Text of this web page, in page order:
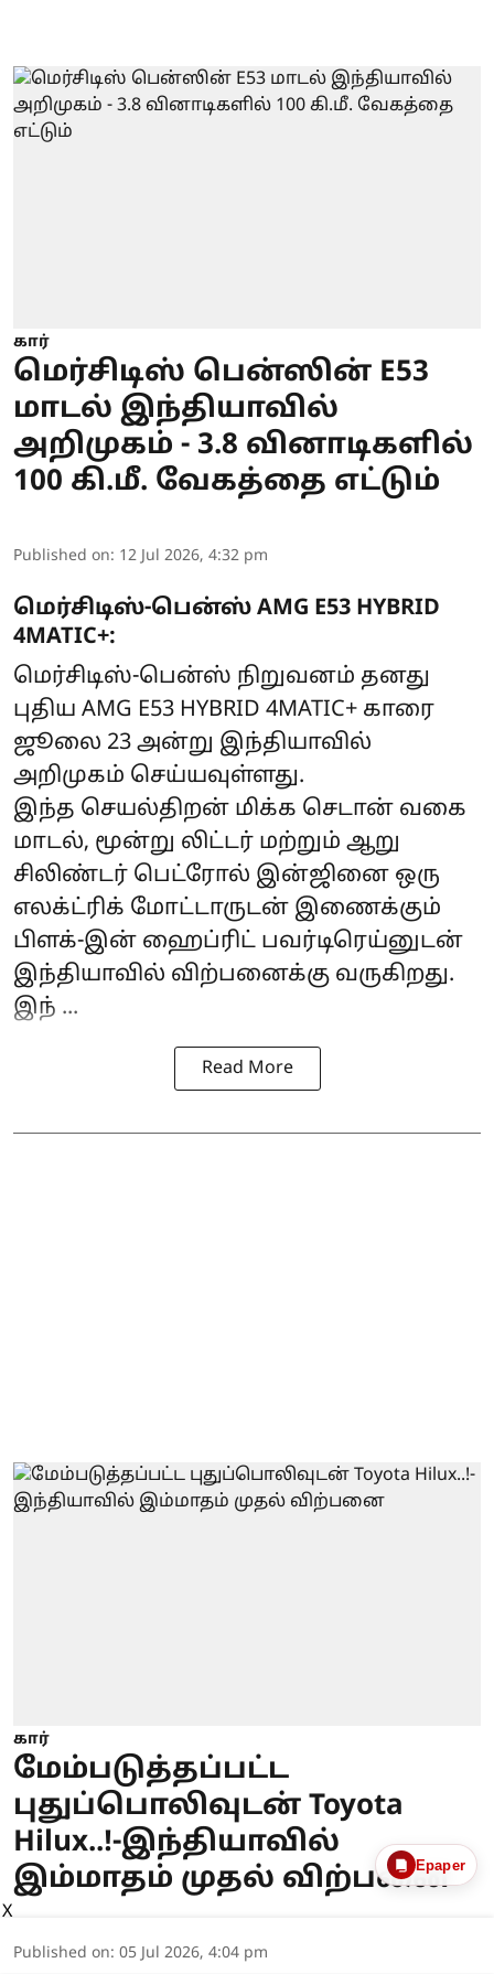
கார்
மெர்சிடிஸ் பென்ஸின் E53
மாடல் இந்தியாவில்
அறிமுகம் - 3.8 வினாடிகளில்
100 கி.மீ. வேகத்தை எட்டும்
Published on: 12 Jul 2026, 4:32 pm
மெர்சிடிஸ்-பென்ஸ் AMG E53 HYBRID
4MATIC+:
மெர்சிடிஸ்-பென்ஸ் நிறுவனம் தனது
புதிய AMG E53 HYBRID 4MATIC+ காரை
ஜூலை 23 அன்று இந்தியாவில்
அறிமுகம் செய்யவுள்ளது.
இந்த செயல்திறன் மிக்க செடான் வகை
மாடல், மூன்று லிட்டர் மற்றும் ஆறு
சிலிண்டர் பெட்ரோல் இன்ஜினை ஒரு
எலக்ட்ரிக் மோட்டாருடன் இணைக்கும்
பிளக்-இன் ஹைப்ரிட் பவர்டிரெய்னுடன்
இந்தியாவில் விற்பனைக்கு வருகிறது.
இந் ...
Read More
கார்
மேம்படுத்தப்பட்ட
புதுப்பொலிவுடன் Toyota
Hilux..!-இந்தியாவில்
இம்மாதம் முதல் விற்பனை
Published on: 05 Jul 2026, 4:04 pm
Epaper
X